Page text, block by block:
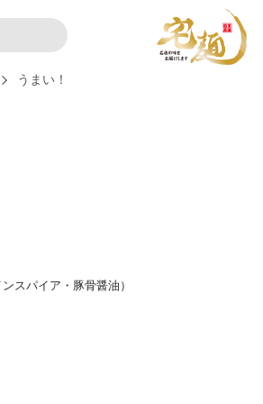
うまい！
スパイア・豚骨醤油）